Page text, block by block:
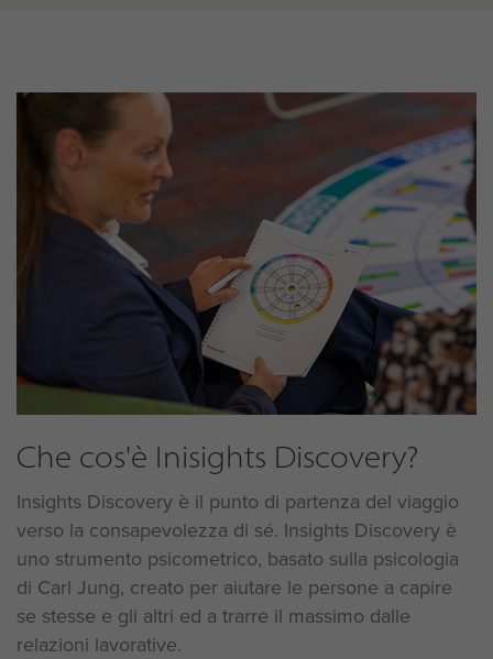
Che cos'è Inisights Discovery?
Insights Discovery è il punto di partenza del viaggio
verso la consapevolezza di sé. Insights Discovery è
uno strumento psicometrico, basato sulla psicologia
di Carl Jung, creato per aiutare le persone a capire
se stesse e gli altri ed a trarre il massimo dalle
relazioni lavorative.